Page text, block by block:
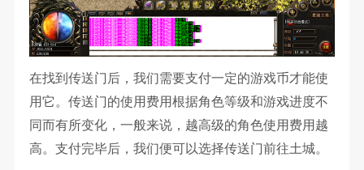
在找到传送门后，我们需要支付一定的游戏币才能使
用它。传送门的使用费用根据角色等级和游戏进度不
同而有所变化，一般来说，越高级的角色使用费用越
高。支付完毕后，我们便可以选择传送门前往土城。